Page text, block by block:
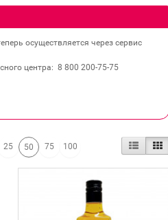
осуществляется через сервис
центра: 8 800 200‐75‐75
25 50 75 100